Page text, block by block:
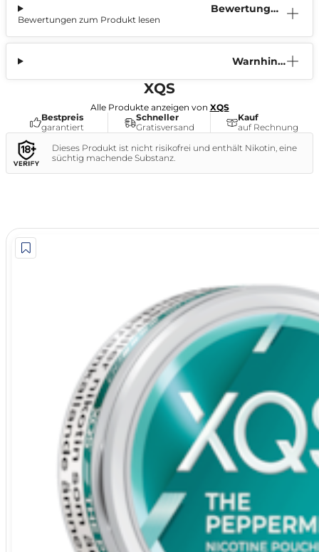
Bewertunge
Bewertungen zum Produkt lesen
Warnhinw
XQS
Alle Produkte anzeigen von XQS
Bestpreis
garantiert
Schneller
Gratisversand
Kauf
auf Rechnung
Dieses Produkt ist nicht risikofrei und enthält Nikotin, eine
süchtig machende Substanz.